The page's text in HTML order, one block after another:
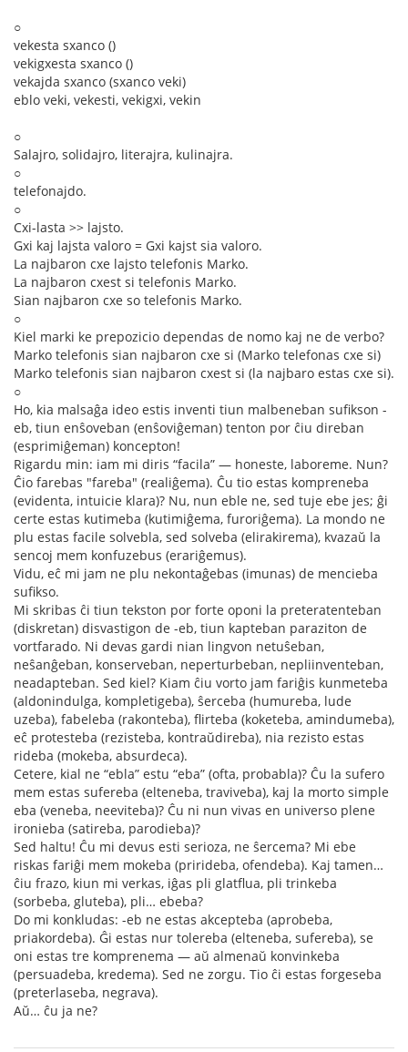
○
vekesta sxanco ()
vekigxesta sxanco ()
vekajda sxanco (sxanco veki)
eblo veki, vekesti, vekigxi, vekin
○
Salajro, solidajro, literajra, kulinajra.
○
telefonajdo.
○
Cxi-lasta >> lajsto.
Gxi kaj lajsta valoro = Gxi kajst sia valoro.
La najbaron cxe lajsto telefonis Marko.
La najbaron cxest si telefonis Marko.
Sian najbaron cxe so telefonis Marko.
○
Kiel marki ke prepozicio dependas de nomo kaj ne de verbo?
Marko telefonis sian najbaron cxe si (Marko telefonas cxe si)
Marko telefonis sian najbaron cxest si (la najbaro estas cxe si).
○
Ho, kia malsaĝa ideo estis inventi tiun malbeneban sufikson -
eb, tiun enŝoveban (enŝoviĝeman) tenton por ĉiu direban
(esprimiĝeman) koncepton!
Rigardu min: iam mi diris “facila” — honeste, laboreme. Nun?
Ĉio farebas "fareba" (realiĝema). Ĉu tio estas kompreneba
(evidenta, intuicie klara)? Nu, nun eble ne, sed tuje ebe jes; ĝi
certe estas kutimeba (kutimiĝema, furoriĝema). La mondo ne
plu estas facile solvebla, sed solveba (elirakirema), kvazaŭ la
sencoj mem konfuzebus (erariĝemus).
Vidu, eĉ mi jam ne plu nekontaĝebas (imunas) de mencieba
sufikso.
Mi skribas ĉi tiun tekston por forte oponi la preteratenteban
(diskretan) disvastigon de -eb, tiun kapteban paraziton de
vortfarado. Ni devas gardi nian lingvon netuŝeban,
neŝanĝeban, konserveban, neperturbeban, nepliinventeban,
neadapteban. Sed kiel? Kiam ĉiu vorto jam fariĝis kunmeteba
(aldonindulga, kompletigeba), ŝerceba (humureba, lude
uzeba), fabeleba (rakonteba), flirteba (koketeba, amindumeba),
eĉ protesteba (rezisteba, kontraŭdireba), nia rezisto estas
rideba (mokeba, absurdeca).
Cetere, kial ne “ebla” estu “eba” (ofta, probabla)? Ĉu la sufero
mem estas sufereba (elteneba, traviveba), kaj la morto simple
eba (veneba, neeviteba)? Ĉu ni nun vivas en universo plene
ironieba (satireba, parodieba)?
Sed haltu! Ĉu mi devus esti serioza, ne ŝercema? Mi ebe
riskas fariĝi mem mokeba (prirideba, ofendeba). Kaj tamen…
ĉiu frazo, kiun mi verkas, iĝas pli glatflua, pli trinkeba
(sorbeba, gluteba), pli… ebeba?
Do mi konkludas: -eb ne estas akcepteba (aprobeba,
priakordeba). Ĝi estas nur tolereba (elteneba, sufereba), se
oni estas tre komprenema — aŭ almenaŭ konvinkeba
(persuadeba, kredema). Sed ne zorgu. Tio ĉi estas forgeseba
(preterlaseba, negrava).
Aŭ… ĉu ja ne?